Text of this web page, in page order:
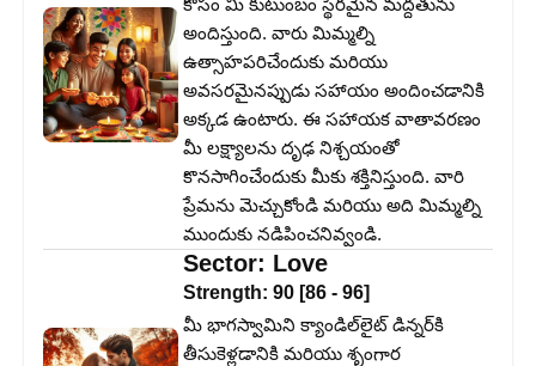
కోసం మీ కుటుంబం స్థిరమైన మద్దతును
అందిస్తుంది. వారు మిమ్మల్ని
ఉత్సాహపరిచేందుకు మరియు
అవసరమైనప్పుడు సహాయం అందించడానికి
అక్కడ ఉంటారు. ఈ సహాయక వాతావరణం
మీ లక్ష్యాలను దృఢ నిశ్చయంతో
కొనసాగించేందుకు మీకు శక్తినిస్తుంది. వారి
ప్రేమను మెచ్చుకోండి మరియు అది మిమ్మల్ని
ముందుకు నడిపించనివ్వండి.
Sector: Love
Strength: 90 [86 - 96]
మీ భాగస్వామిని క్యాండిల్‌లైట్ డిన్నర్‌కి
తీసుకెళ్లడానికి మరియు శృంగార